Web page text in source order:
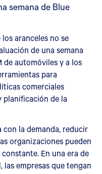
semana de Blue
aranceles no se
de una semana
de automóviles y a los
para
comerciales
planificación de la
la demanda, reducir
organizaciones pueden
En una era de
empresas que tengan